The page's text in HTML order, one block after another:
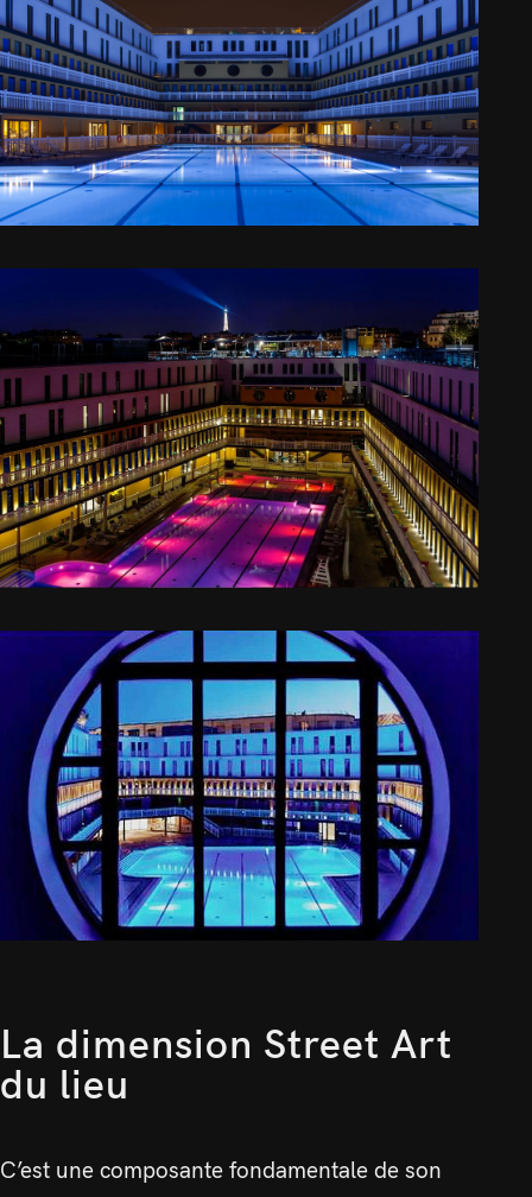
La dimension Street Art
du lieu
C’est une composante fondamentale de son